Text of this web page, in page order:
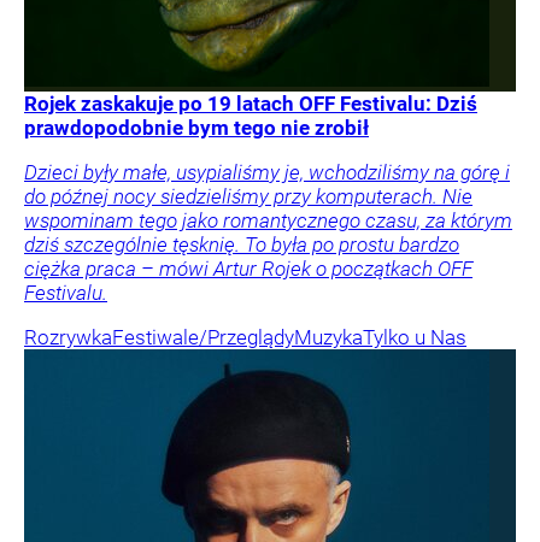
Rojek zaskakuje po 19 latach OFF Festivalu: Dziś
prawdopodobnie bym tego nie zrobił
Dzieci były małe, usypialiśmy je, wchodziliśmy na górę i
do późnej nocy siedzieliśmy przy komputerach. Nie
wspominam tego jako romantycznego czasu, za którym
dziś szczególnie tęsknię. To była po prostu bardzo
ciężka praca – mówi Artur Rojek o początkach OFF
Festivalu.
RozrywkaFestiwale/PrzeglądyMuzykaTylko u Nas